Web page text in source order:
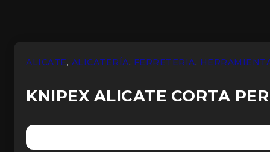
ALICATE, ALICATERÍA, FERRETERIA,
KNIPEX ALICATE CORTA